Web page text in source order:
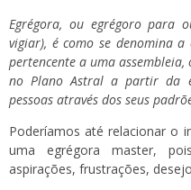
Egrégora, ou egrégoro para
vigiar), é como se denomina
pertencente a uma
no Plano Astral a partir da
pessoas através dos seus
Poderíamos até relacionar o
uma egrégora master,
aspirações, frustrações,